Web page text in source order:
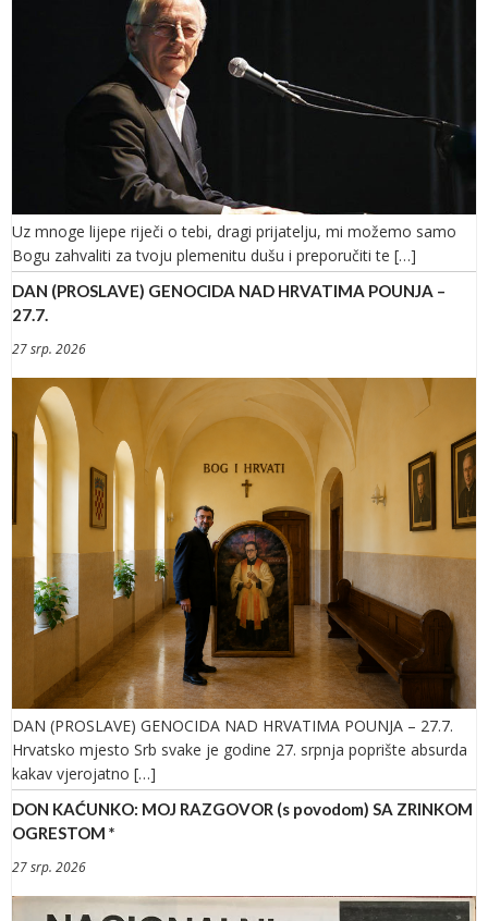
Uz mnoge lijepe riječi o tebi, dragi prijatelju, mi možemo samo
Bogu zahvaliti za tvoju plemenitu dušu i preporučiti te […]
DAN (PROSLAVE) GENOCIDA NAD HRVATIMA POUNJA –
27.7.
27 srp. 2026
DAN (PROSLAVE) GENOCIDA NAD HRVATIMA POUNJA – 27.7.
Hrvatsko mjesto Srb svake je godine 27. srpnja poprište absurda
kakav vjerojatno […]
DON KAĆUNKO: MOJ RAZGOVOR (s povodom) SA ZRINKOM
OGRESTOM *
27 srp. 2026